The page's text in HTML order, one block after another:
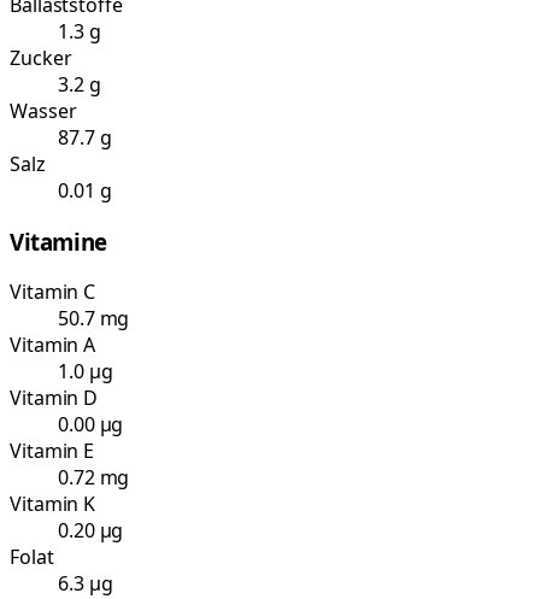
1.3 g
Zucker
3.2 g
Wasser
87.7 g
Salz
0.01 g
Vitamine
Vitamin C
50.7 mg
Vitamin A
1.0 µg
Vitamin D
0.00 µg
Vitamin E
0.72 mg
Vitamin K
0.20 µg
Folat
6.3 µg